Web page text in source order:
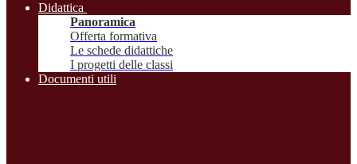
Didattica
Panoramica
Offerta formativa
Le schede didattiche
I progetti delle classi
Documenti utili